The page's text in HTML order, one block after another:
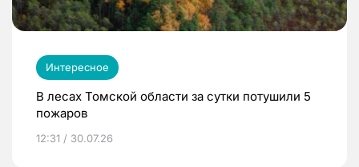
Интересное
В лесах Томской области за сутки потушили 5
пожаров
12:31 / 30.07.26